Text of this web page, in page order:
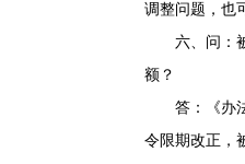
调整问题，也
六、问：被
额？
答：《办法
令限期改正，